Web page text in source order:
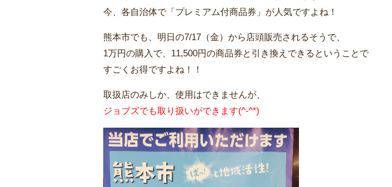
今、各自治体で「プレミアム付商品券」が人気ですよね！
熊本市でも、明日の7/17（金）から店頭販売されるそうで、
1万円の購入で、11,500円の商品券と引き換えできるということで
すごくお得ですよね！！
取扱店のみしか、使用はできませんが、
ジョブズでも取り扱いができます(^-^*)